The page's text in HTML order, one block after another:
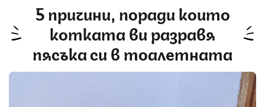
5 причини, поради които
котката ви разравя
пясъка си в тоалетната